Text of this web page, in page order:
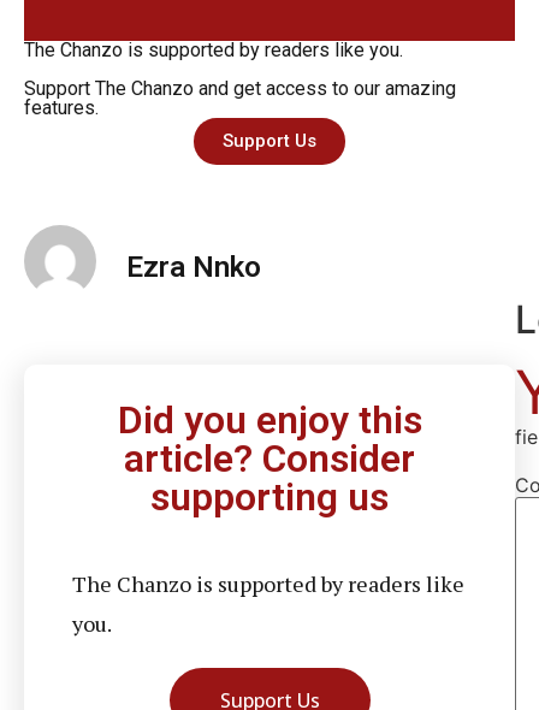
The Chanzo is supported by readers like you.
Support The Chanzo and get access to our amazing
features.
Support Us
Ezra Nnko
Did you enjoy this
article? Consider
supporting us
The Chanzo is supported by readers like
you.
Support Us